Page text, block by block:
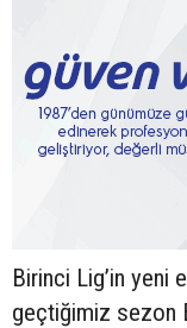
Birinci Lig’in yeni
geçtiğimiz sezon